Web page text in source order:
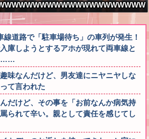
線道路で「駐車場待ち」の車列が発生！
庫しようとするアホが現れて両車線と
……
味なんだけど、男友達にニヤニヤしな
て言われた
だけど、その事を「お前なんか病気持
られて辛い。親として責任を感じてし